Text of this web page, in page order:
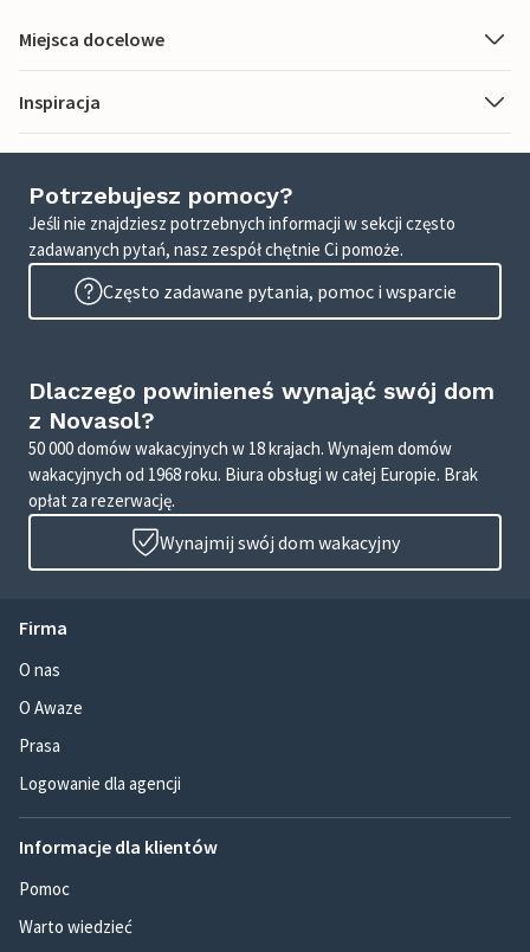
Miejsca docelowe
Inspiracja
Potrzebujesz pomocy?
Jeśli nie znajdziesz potrzebnych informacji w sekcji często
zadawanych pytań, nasz zespół chętnie Ci pomoże.
Często zadawane pytania, pomoc i wsparcie
Dlaczego powinieneś wynająć swój dom
z Novasol?
50 000 domów wakacyjnych w 18 krajach. Wynajem domów
wakacyjnych od 1968 roku. Biura obsługi w całej Europie. Brak
opłat za rezerwację.
Wynajmij swój dom wakacyjny
Firma
O nas
O Awaze
Prasa
Logowanie dla agencji
Informacje dla klientów
Pomoc
Warto wiedzieć